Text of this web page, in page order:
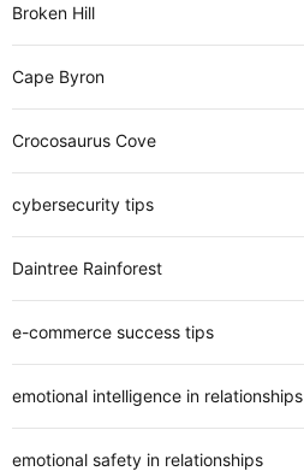
Broken Hill
Cape Byron
Crocosaurus Cove
cybersecurity tips
Daintree Rainforest
e-commerce success tips
emotional intelligence in relationships
emotional safety in relationships